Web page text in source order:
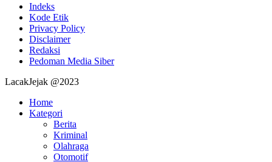
Indeks
Kode Etik
Privacy Policy
Disclaimer
Redaksi
Pedoman Media Siber
LacakJejak @2023
Home
Kategori
Berita
Kriminal
Olahraga
Otomotif